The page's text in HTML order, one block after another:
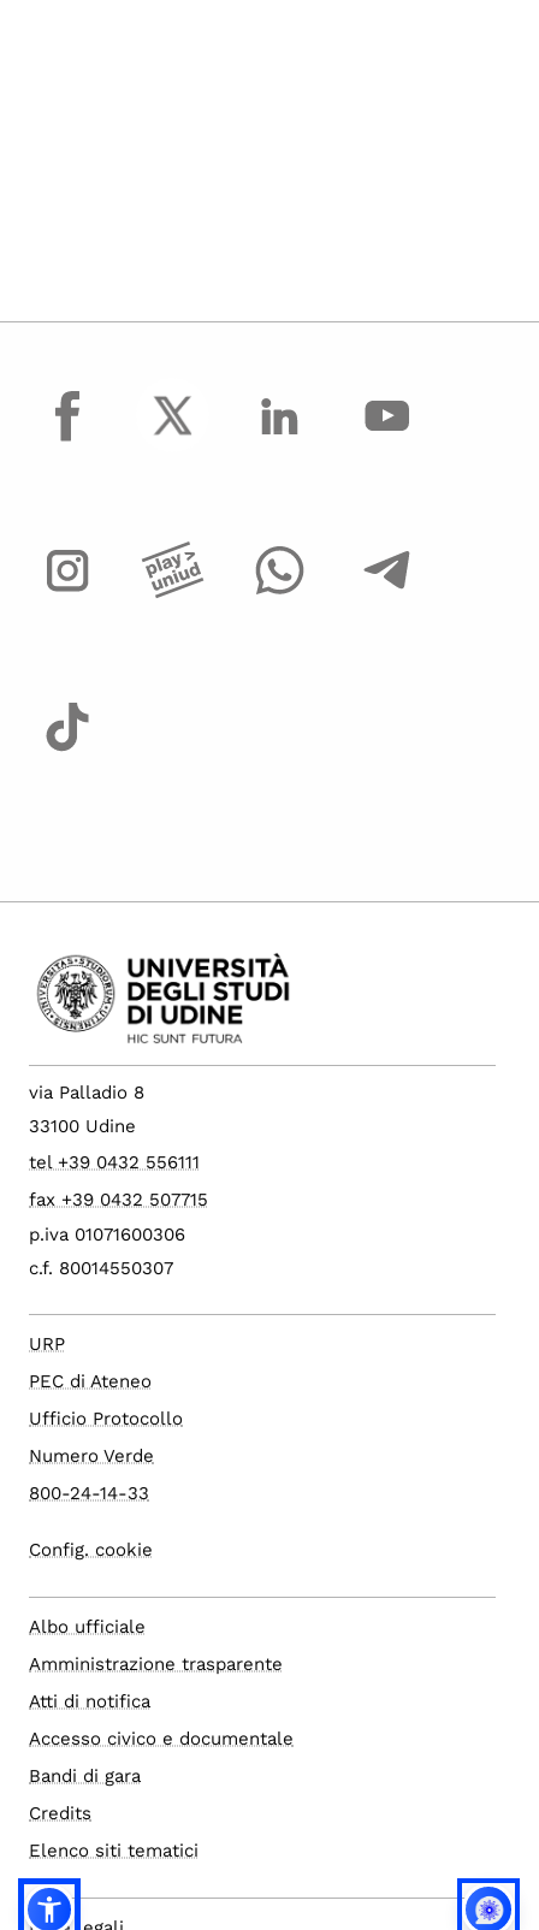
facebook
via Palladio 8
33100 Udine
tel +39 0432 556111
fax +39 0432 507715
p.iva 01071600306
c.f. 80014550307
URP
PEC di Ateneo
Ufficio Protocollo
Numero Verde
800-24-14-33
Config. cookie
Albo ufficiale
Amministrazione trasparente
Atti di notifica
Accesso civico e documentale
Bandi di gara
Credits
Elenco siti tematici